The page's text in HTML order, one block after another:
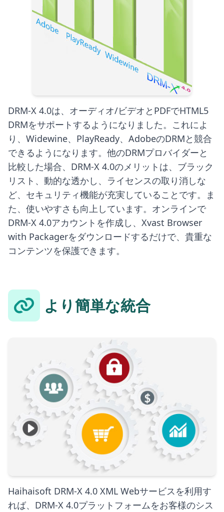
DRM-X 4.0は、オーディオ/ビデオとPDFでHTML5
DRMをサポートするようになりました。これによ
り、Widewine、PlayReady、AdobeのDRMと競合
できるようになります。他のDRMプロバイダーと
比較した場合、DRM-X 4.0のメリットは、ブラック
リスト、動的な透かし、ライセンスの取り消しな
ど、セキュリティ機能が充実していることです。ま
た、使いやすさも向上しています。オンラインで
DRM-X 4.0アカウントを作成し、Xvast Browser
with Packagerをダウンロードするだけで、貴重な
コンテンツを保護できます。
より簡単な統合
Haihaisoft DRM-X 4.0 XML Webサービスを利用す
れば、DRM-X 4.0プラットフォームをお客様のシス